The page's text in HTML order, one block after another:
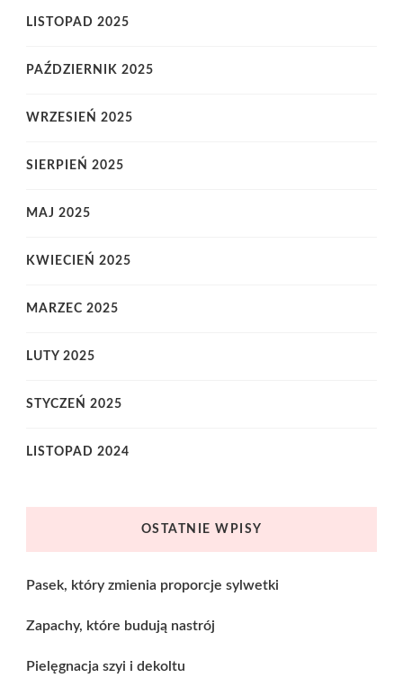
LISTOPAD 2025
PAŹDZIERNIK 2025
WRZESIEŃ 2025
SIERPIEŃ 2025
MAJ 2025
KWIECIEŃ 2025
MARZEC 2025
LUTY 2025
STYCZEŃ 2025
LISTOPAD 2024
OSTATNIE WPISY
Pasek, który zmienia proporcje sylwetki
Zapachy, które budują nastrój
Pielęgnacja szyi i dekoltu